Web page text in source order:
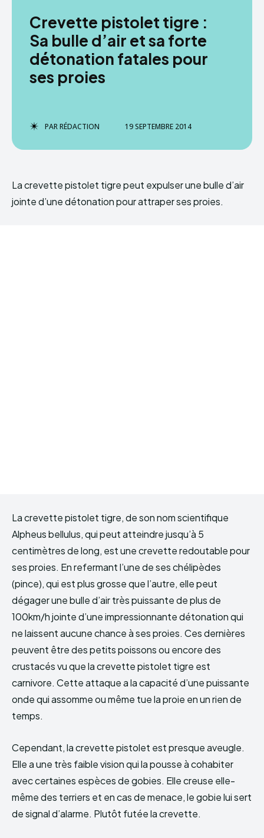
Crevette pistolet tigre :
Sa bulle d’air et sa forte
détonation fatales pour
ses proies
PARRÉDACTION 19 SEPTEMBRE 2014
La crevette pistolet tigre peut expulser une bulle d’air
jointe d’une détonation pour attraper ses proies.
La crevette pistolet tigre, de son nom scientifique
Alpheus bellulus, qui peut atteindre jusqu’à 5
centimètres de long, est une crevette redoutable pour
ses proies. En refermant l’une de ses chélipèdes
(pince), qui est plus grosse que l’autre, elle peut
dégager une bulle d’air très puissante de plus de
100km/h jointe d’une impressionnante détonation qui
ne laissent aucune chance à ses proies. Ces dernières
peuvent être des petits poissons ou encore des
crustacés vu que la crevette pistolet tigre est
carnivore. Cette attaque a la capacité d’une puissante
onde qui assomme ou même tue la proie en un rien de
temps.
Cependant, la crevette pistolet est presque aveugle.
Elle a une très faible vision qui la pousse à cohabiter
avec certaines espèces de gobies. Elle creuse elle-
même des terriers et en cas de menace, le gobie lui sert
de signal d’alarme. Plutôt futée la crevette.